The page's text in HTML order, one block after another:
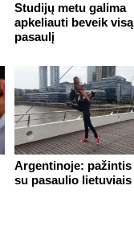
Studijų metu galima
apkeliauti beveik visą
pasaulį
Argentinoje: pažintis
su pasaulio lietuviais